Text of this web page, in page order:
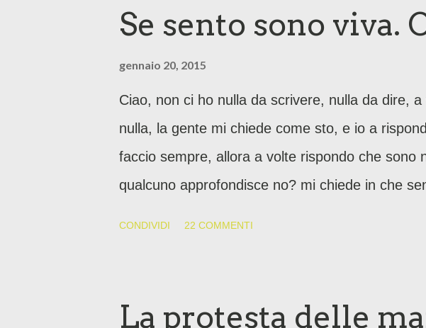
Se sento sono viva.
gennaio 20, 2015
Ciao, non ci ho nulla da scrivere, nulla da dire,
nulla, la gente mi chiede come sto, e io a
faccio sempre, allora a volte rispondo che sono
qualcuno approfondisce no? mi chiede in che
CONDIVIDI 22 COMMENTI
La protesta delle